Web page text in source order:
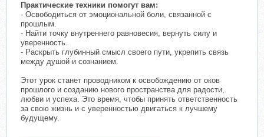
Практические техники помогут вам:
- Освободиться от эмоциональной боли, связанной с
прошлым.
- Найти точку внутреннего равновесия, вернуть силу и
уверенность.
- Раскрыть глубинный смысл своего пути, укрепить связь
между душой и сознанием.
Этот урок станет проводником к освобождению от оков
прошлого и созданию нового пространства для радости,
любви и успеха. Это время, чтобы принять ответственность
за свою жизнь и с уверенностью двигаться к лучшему
будущему.